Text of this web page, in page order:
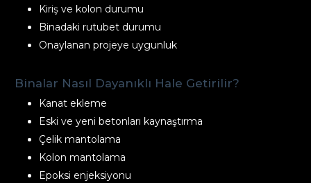
Kiriş ve kolon durumu
Binadaki rutubet durumu
Onaylanan projeye uygunluk
Binalar Nasıl Dayanıklı Hale Getirilir?
Kanat ekleme
Eski ve yeni betonları kaynaştırma
Çelik mantolama
Kolon mantolama
Epoksi enjeksiyonu